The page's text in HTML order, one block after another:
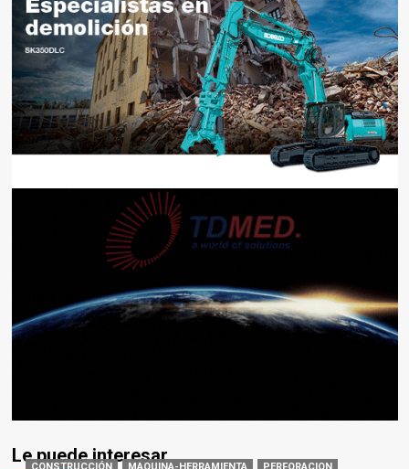
Le puede interesar
CONSTRUCCIÓN MAQUINA-HERRAMIENTA PERFORACION